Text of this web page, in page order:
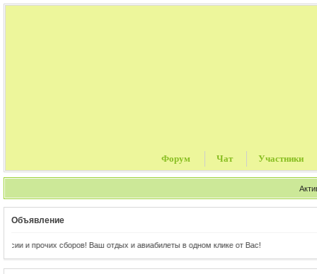
Форум Чат Участники
Объявление
сборов! Ваш отдых и авиабилеты в одном клике от Вас!